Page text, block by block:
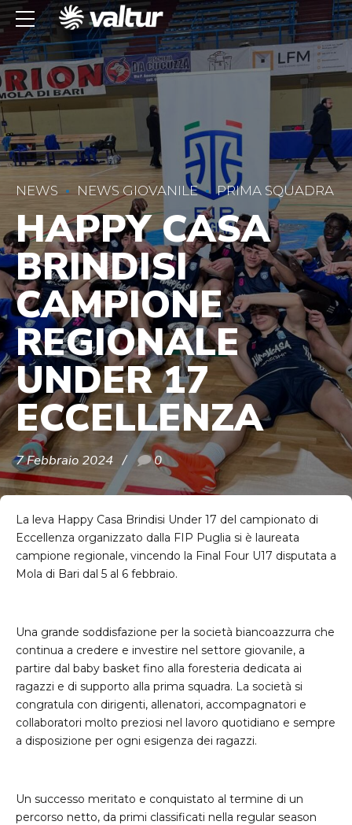
NEWS NEWS GIOVANILE PRIMA SQUADRA
HAPPY CASA
BRINDISI
CAMPIONE
REGIONALE
UNDER 17
ECCELLENZA
7 Febbraio 2024 0
La leva Happy Casa Brindisi Under 17 del campionato di
Eccellenza organizzato dalla FIP Puglia si è laureata
campione regionale, vincendo la Final Four U17 disputata a
Mola di Bari dal 5 al 6 febbraio.
Una grande soddisfazione per la società biancoazzurra che
continua a credere e investire nel settore giovanile, a
partire dal baby basket fino alla foresteria dedicata ai
ragazzi e di supporto alla prima squadra. La società si
congratula con dirigenti, allenatori, accompagnatori e
collaboratori molto preziosi nel lavoro quotidiano e sempre
a disposizione per ogni esigenza dei ragazzi.
Un successo meritato e conquistato al termine di un
percorso netto, da primi classificati nella regular season